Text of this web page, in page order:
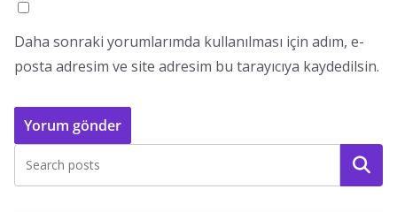
Daha sonraki yorumlarımda kullanılması için adım, e-
posta adresim ve site adresim bu tarayıcıya kaydedilsin.
Ara